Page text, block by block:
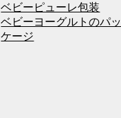
ベビーピューレ包装
ベビーヨーグルトのパッ
ケージ